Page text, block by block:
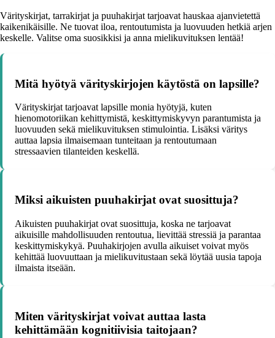
Värityskirjat, tarrakirjat ja puuhakirjat tarjoavat hauskaa ajanvietettä
kaikenikäisille. Ne tuovat iloa, rentoutumista ja luovuuden hetkiä arjen
keskelle. Valitse oma suosikkisi ja anna mielikuvituksen lentää!
Mitä hyötyä värityskirjojen käytöstä on lapsille?
Värityskirjat tarjoavat lapsille monia hyötyjä, kuten
hienomotoriikan kehittymistä, keskittymiskyvyn parantumista ja
luovuuden sekä mielikuvituksen stimulointia. Lisäksi väritys
auttaa lapsia ilmaisemaan tunteitaan ja rentoutumaan
stressaavien tilanteiden keskellä.
Miksi aikuisten puuhakirjat ovat suosittuja?
Aikuisten puuhakirjat ovat suosittuja, koska ne tarjoavat
aikuisille mahdollisuuden rentoutua, lievittää stressiä ja parantaa
keskittymiskykyä. Puuhakirjojen avulla aikuiset voivat myös
kehittää luovuuttaan ja mielikuvitustaan sekä löytää uusia tapoja
ilmaista itseään.
Miten värityskirjat voivat auttaa lasta
kehittämään kognitiivisia taitojaan?